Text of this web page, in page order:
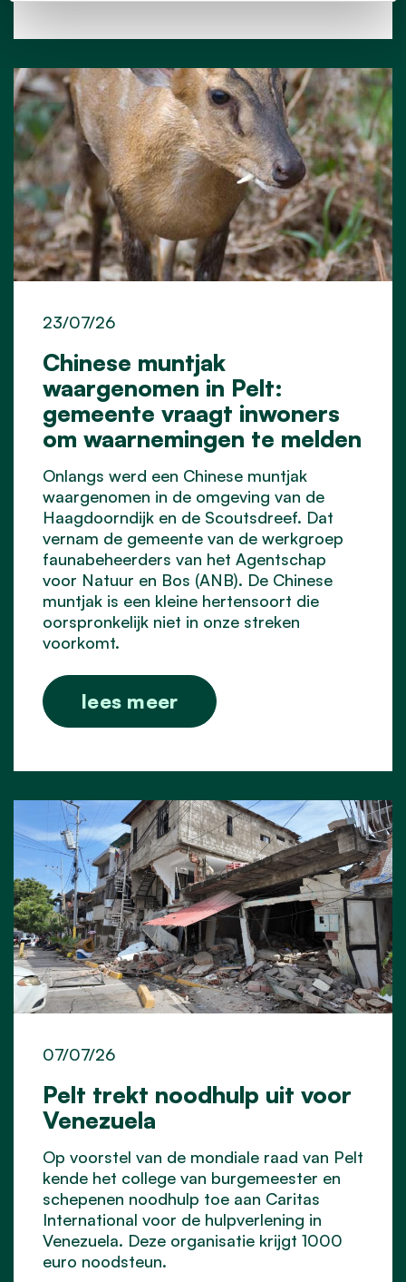
Chinese muntjak
waargenomen in Pelt:
gemeente vraagt inwoners
om waarnemingen te melden
23/07/26
Onlangs werd een Chinese muntjak
waargenomen in de omgeving van de
Haagdoorndijk en de Scoutsdreef. Dat
vernam de gemeente van de werkgroep
faunabeheerders van het Agentschap
voor Natuur en Bos (ANB). De Chinese
muntjak is een kleine hertensoort die
oorspronkelijk niet in onze streken
voorkomt.
lees meer
Pelt trekt noodhulp uit voor
Venezuela
07/07/26
Op voorstel van de mondiale raad van Pelt
kende het college van burgemeester en
schepenen noodhulp toe aan Caritas
International voor de hulpverlening in
Venezuela. Deze organisatie krijgt 1000
euro noodsteun.